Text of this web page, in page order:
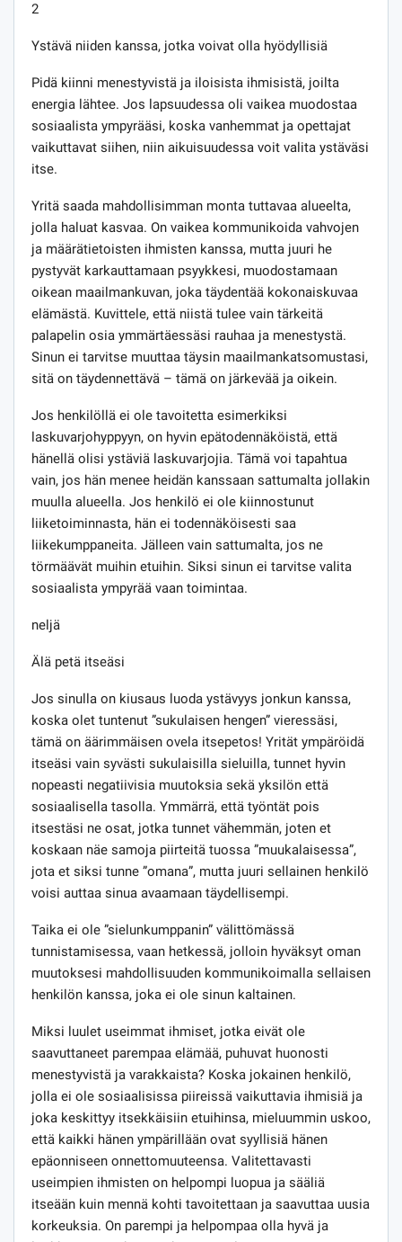
2
Ystävä niiden kanssa, jotka voivat olla hyödyllisiä
Pidä kiinni menestyvistä ja iloisista ihmisistä, joilta
energia lähtee. Jos lapsuudessa oli vaikea muodostaa
sosiaalista ympyrääsi, koska vanhemmat ja opettajat
vaikuttavat siihen, niin aikuisuudessa voit valita ystäväsi
itse.
Yritä saada mahdollisimman monta tuttavaa alueelta,
jolla haluat kasvaa. On vaikea kommunikoida vahvojen
ja määrätietoisten ihmisten kanssa, mutta juuri he
pystyvät karkauttamaan psyykkesi, muodostamaan
oikean maailmankuvan, joka täydentää kokonaiskuvaa
elämästä. Kuvittele, että niistä tulee vain tärkeitä
palapelin osia ymmärtäessäsi rauhaa ja menestystä.
Sinun ei tarvitse muuttaa täysin maailmankatsomustasi,
sitä on täydennettävä – tämä on järkevää ja oikein.
Jos henkilöllä ei ole tavoitetta esimerkiksi
laskuvarjohyppyyn, on hyvin epätodennäköistä, että
hänellä olisi ystäviä laskuvarjojia. Tämä voi tapahtua
vain, jos hän menee heidän kanssaan sattumalta jollakin
muulla alueella. Jos henkilö ei ole kiinnostunut
liiketoiminnasta, hän ei todennäköisesti saa
liikekumppaneita. Jälleen vain sattumalta, jos ne
törmäävät muihin etuihin. Siksi sinun ei tarvitse valita
sosiaalista ympyrää vaan toimintaa.
neljä
Älä petä itseäsi
Jos sinulla on kiusaus luoda ystävyys jonkun kanssa,
koska olet tuntenut ”sukulaisen hengen” vieressäsi,
tämä on äärimmäisen ovela itsepetos! Yrität ympäröidä
itseäsi vain syvästi sukulaisilla sieluilla, tunnet hyvin
nopeasti negatiivisia muutoksia sekä yksilön että
sosiaalisella tasolla. Ymmärrä, että työntät pois
itsestäsi ne osat, jotka tunnet vähemmän, joten et
koskaan näe samoja piirteitä tuossa ”muukalaisessa”,
jota et siksi tunne ”omana”, mutta juuri sellainen henkilö
voisi auttaa sinua avaamaan täydellisempi.
Taika ei ole ”sielunkumppanin” välittömässä
tunnistamisessa, vaan hetkessä, jolloin hyväksyt oman
muutoksesi mahdollisuuden kommunikoimalla sellaisen
henkilön kanssa, joka ei ole sinun kaltainen.
Miksi luulet useimmat ihmiset, jotka eivät ole
saavuttaneet parempaa elämää, puhuvat huonosti
menestyvistä ja varakkaista? Koska jokainen henkilö,
jolla ei ole sosiaalisissa piireissä vaikuttavia ihmisiä ja
joka keskittyy itsekkäisiin etuihinsa, mieluummin uskoo,
että kaikki hänen ympärillään ovat syyllisiä hänen
epäonniseen onnettomuuteensa. Valitettavasti
useimpien ihmisten on helpompi luopua ja sääliä
itseään kuin mennä kohti tavoitettaan ja saavuttaa uusia
korkeuksia. On parempi ja helpompaa olla hyvä ja